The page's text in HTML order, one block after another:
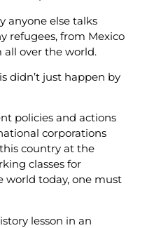
anyone else talks
refugees, from Mexico
over the world.
didn’t just happen by
policies and actions
corporations
country at the
classes for
world today, one must
lesson in an